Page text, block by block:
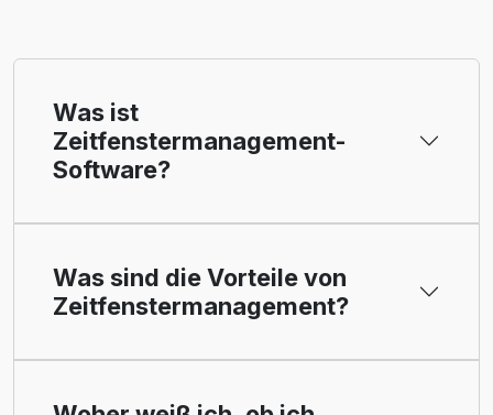
Was ist
Zeitfenstermanagement-
Software?
Was sind die Vorteile von
Zeitfenstermanagement?